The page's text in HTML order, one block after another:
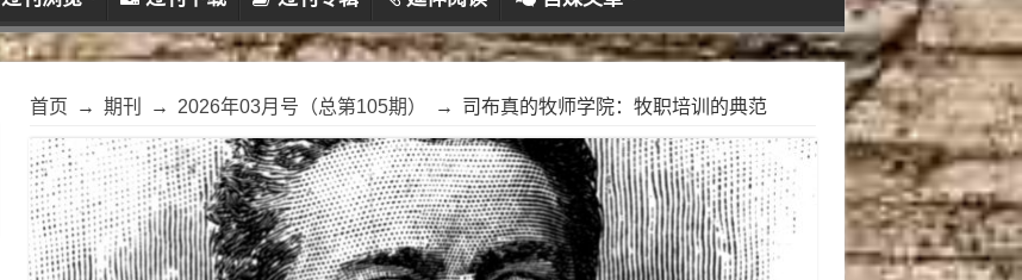
首页 → 期刊 → 2026年03月号（总第105期） → 司布真的牧师学院：牧职培训的典范